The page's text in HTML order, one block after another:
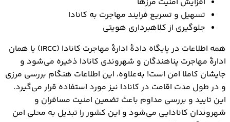
تسهیل و تسریع فرایند مهاجرت به کانادا
جلوگیری از کلاهبرداری هویتی
همه اطلاعات در پایگاه دادۀ ادارۀ مهاجرت کانادا (IRCC) یا همان
ادارۀ مهاجرت پناهندگان و شهروندی کانادا ذخیره می‌شود و
جایشان کاملا امن است! به‌علاوه، این اطلاعات هنگام بررسی مرزی
و در طول مدت اقامت در کانادا نیز مورد استفاده قرار می‌گیرد.
این تایید و بررسی مداوم باعث تضمین امنیت مسافران و
شهروندان کانادایی می‌شود و این کشور را تبدیل به محلی امن